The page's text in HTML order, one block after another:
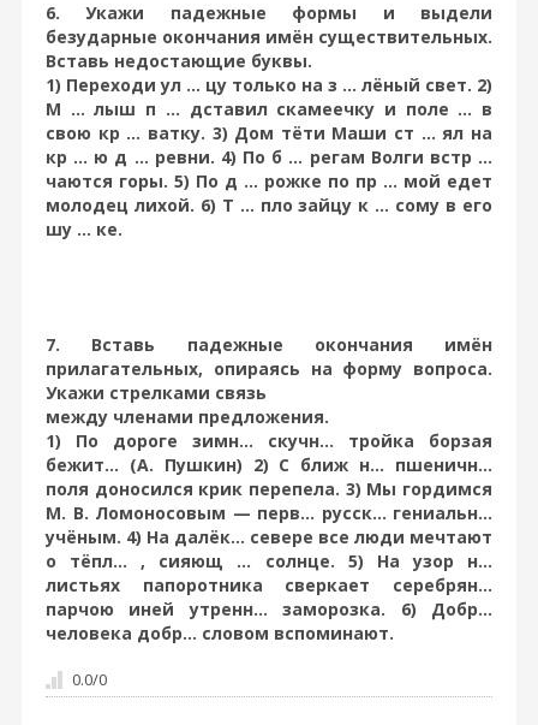
6. Укажи падежные формы и выдели
безударные окончания имён существительных.
Вставь недостающие буквы.
1) Переходи ул ... цу только на з ... лёный свет. 2)
М ... лыш п ... дставил скамеечку и поле ... в
свою кр ... ватку. 3) Дом тёти Маши ст ... ял на
кр ... ю д ... ревни. 4) По б ... регам Волги встр ...
чаются горы. 5) По д ... рожке по пр ... мой едет
молодец лихой. 6) Т ... пло зайцу к ... сому в его
шу ... ке.
7. Вставь падежные окончания имён
прилагательных, опираясь на форму вопроса.
Укажи стрелками связь
между членами предложения.
1) По дороге зимн... скучн... тройка борзая
бежит… (А. Пушкин) 2) С ближ н... пшеничн...
поля доносился крик перепела. 3) Мы гордимся
М. В. Ломоносовым — перв... русск... гениальн...
учёным. 4) На далёк... севере все люди мечтают
о тёпл... , сияющ ... солнце. 5) На узор н...
листьях папоротника сверкает серебрян...
парчою иней утренн... заморозка. 6) Добр...
человека добр... словом вспоминают.
0.0/0